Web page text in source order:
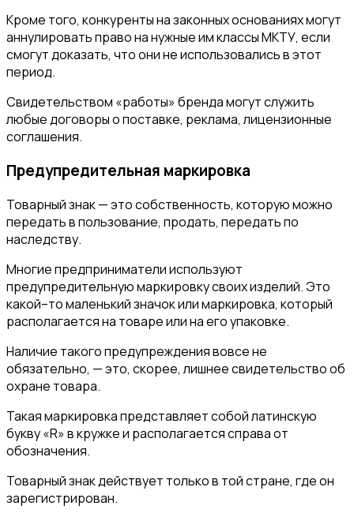
Кроме того, конкуренты на законных основаниях могут
аннулировать право на нужные им классы МКТУ, если
смогут доказать, что они не использовались в этот
период.
Свидетельством «работы» бренда могут служить
любые договоры о поставке, реклама, лицензионные
соглашения.
Предупредительная маркировка
Товарный знак — это собственность, которую можно
передать в пользование, продать, передать по
наследству.
Многие предприниматели используют
предупредительную маркировку своих изделий. Это
какой–то маленький значок или маркировка, который
располагается на товаре или на его упаковке.
Наличие такого предупреждения вовсе не
обязательно, — это, скорее, лишнее свидетельство об
охране товара.
Такая маркировка представляет собой латинскую
букву «R» в кружке и располагается справа от
обозначения.
Товарный знак действует только в той стране, где он
зарегистрирован.